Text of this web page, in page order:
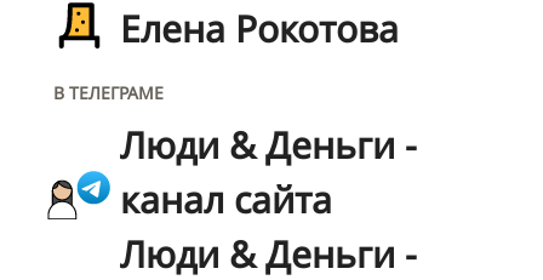
Елена Рокотова
В ТЕЛЕГРАМЕ
Люди & Деньги -
канал сайта
Люди & Деньги -